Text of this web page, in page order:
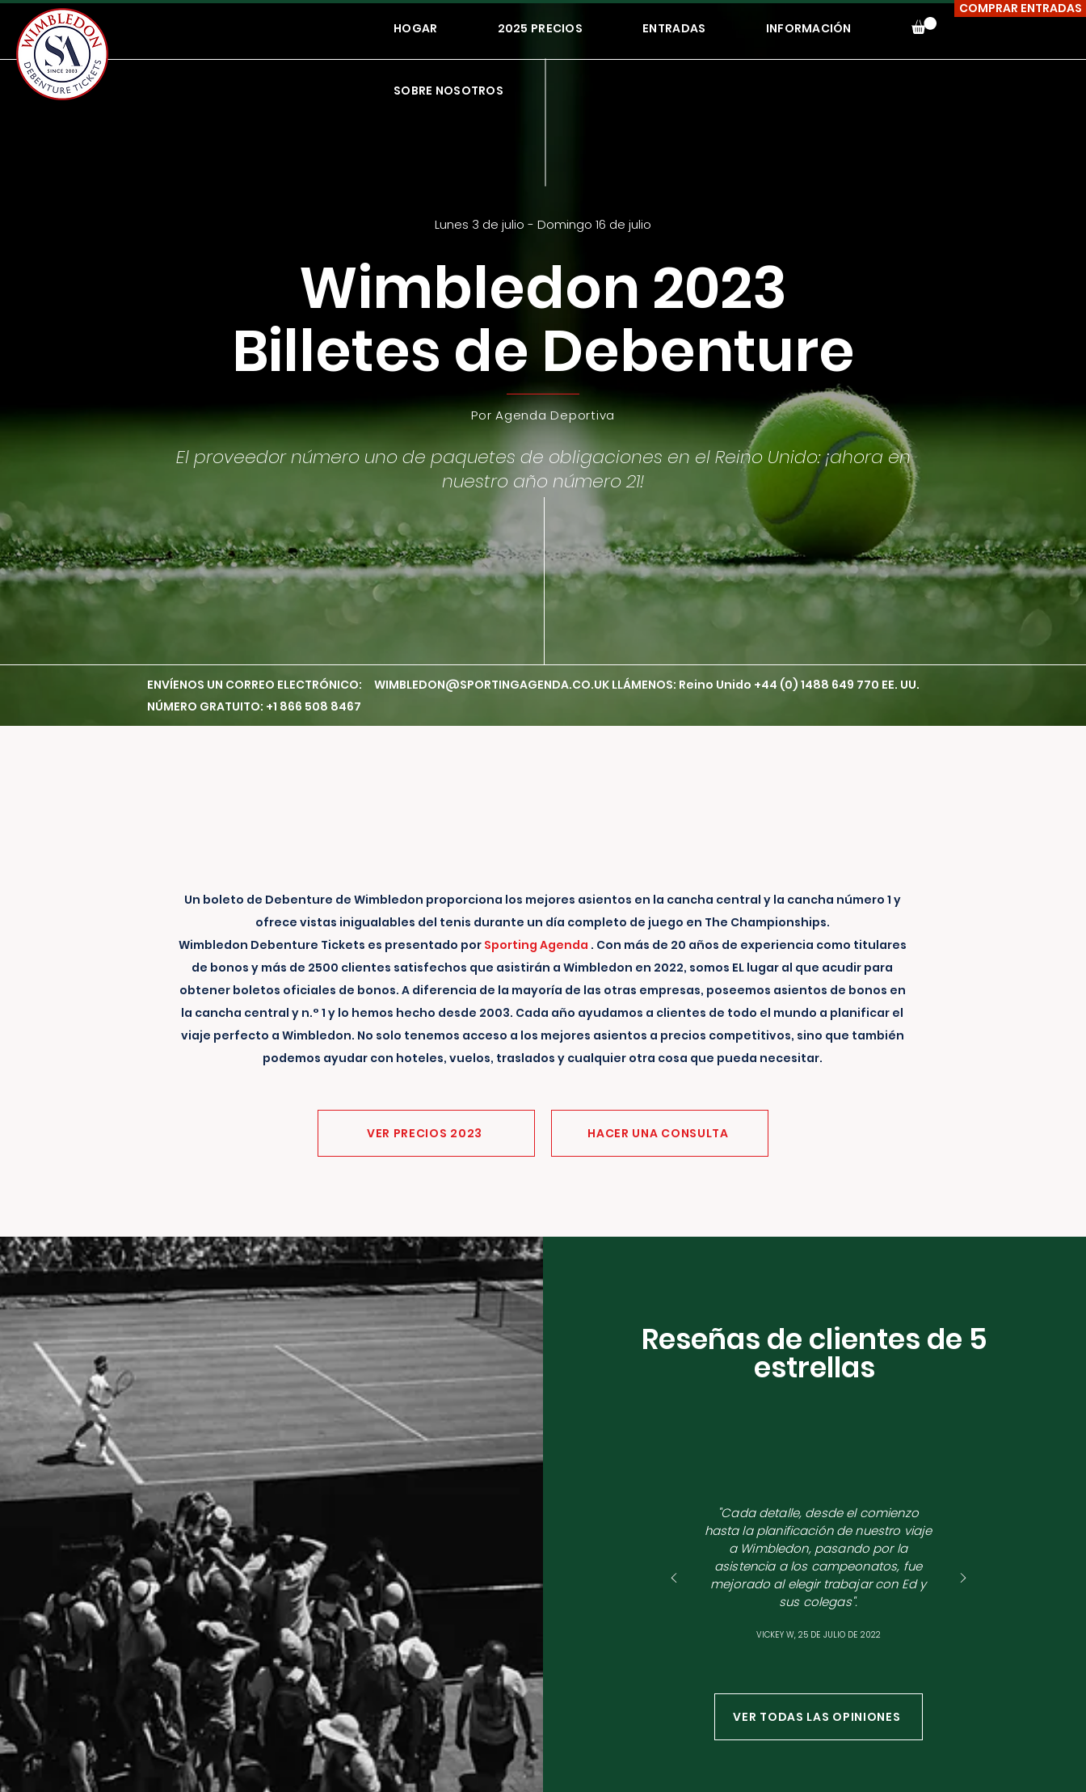
Γ
COMPRAR ENTRADAS
HOGAR
2025 PRECIOS ENTRADAS INFORMACIÓN
SOBRE NOSOTROS
Lunes 3 de julio - Domingo 16 de julio
Wimbledon 2023
Billetes de Debenture
Por Agenda Deportiva
El proveedor número uno de paquetes de obligaciones en el Reino Unido: ¡ahora en
nuestro año número 21!
ENVÍENOS UN CORREO ELECTRÓNICO: WIMBLEDON@SPORTINGAGENDA.CO.UK LLÁMENOS: Reino Unido +44 (0) 1488 649 770 EE. UU.
NÚMERO GRATUITO: +1 866 508 8467
Un boleto de Debenture de Wimbledon proporciona los mejores asientos en la cancha central y la cancha número 1 y
ofrece vistas inigualables del tenis durante un día completo de juego en The Championships.
Wimbledon Debenture Tickets es presentado por Sporting Agenda . Con más de 20 años de experiencia como titulares
de bonos y más de 2500 clientes satisfechos que asistirán a Wimbledon en 2022, somos EL lugar al que acudir para
obtener boletos oficiales de bonos. A diferencia de la mayoría de las otras empresas, poseemos asientos de bonos en
la cancha central y n.° 1 y lo hemos hecho desde 2003. Cada año ayudamos a clientes de todo el mundo a planificar el
viaje perfecto a Wimbledon. No solo tenemos acceso a los mejores asientos a precios competitivos, sino que también
podemos ayudar con hoteles, vuelos, traslados y cualquier otra cosa que pueda necesitar.
VER PRECIOS 2023 HACER UNA CONSULTA
Reseñas de clientes de 5
estrellas
"Cada detalle, desde el comienzo
hasta la planificación de nuestro viaje
a Wimbledon, pasando por la
asistencia a los campeonatos, fue
mejorado al elegir trabajar con Ed y
sus colegas".
VICKEY W, 25 DE JULIO DE 2022
VER TODAS LAS OPINIONES